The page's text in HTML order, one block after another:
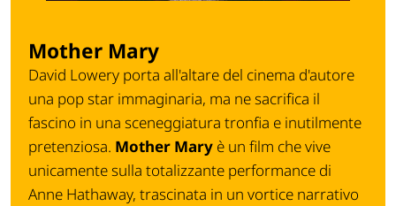
Mother Mary
David Lowery porta all'altare del cinema d'autore
una pop star immaginaria, ma ne sacrifica il
fascino in una sceneggiatura tronfia e inutilmente
pretenziosa. Mother Mary è un film che vive
unicamente sulla totalizzante performance di
Anne Hathaway, trascinata in un vortice narrativo